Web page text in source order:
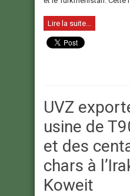
Lire la suite...
UVZ
usine de
et des
chars à
Koweit